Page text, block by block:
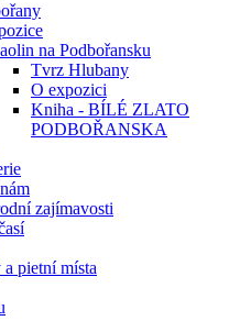
na Podbořansku
Tvrz Hlubany
O expozici
Kniha - BÍLÉ ZLATO
PODBOŘANSKA
zajímavosti
pietní místa